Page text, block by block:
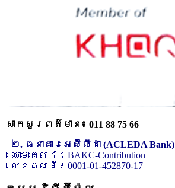
សាកសួរពត៌មាន៖ 011 88 75 66
២. ធនាគារអេស៊ីលីដា (ACLEDA Bank)
ឈ្មោះគណនី ៖ BAKC-Contribution
លេខគណនី ៖ 0001-01-452870-17